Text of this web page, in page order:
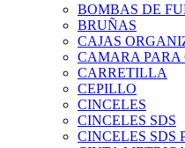
BOMBAS DE
BRUÑAS
CAJAS
CAMARA
CARRETILLA
CEPILLO
CINCELES
CINCELES SDS
CINCELES SDS